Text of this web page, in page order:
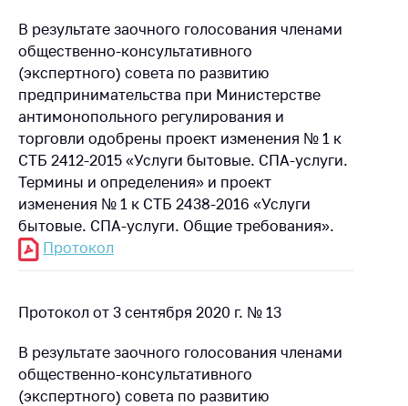
Антимонопольное
регулирование и
конкуренция
Торговля и услуги
Регулирование и
контроль закупок
Защита прав
потребителей
Регулирование
рекламной
сотрудничество
Применение мер
нетарифного
регулирования
В результате заочного голосования членами
общественно-консультативного
(экспертного) совета по развитию
предпринимательства при Министерстве
антимонопольного регулирования и
торговли одобрены проект изменения № 1 к
СТБ 2412-2015 «Услуги бытовые. СПА-услуги.
Термины и определения» и проект
изменения № 1 к СТБ 2438-2016 «Услуги
бытовые. СПА-услуги. Общие требования».
Протокол
Протокол от 3 сентября 2020 г. № 13
В результате заочного голосования членами
общественно-консультативного
(экспертного) совета по развитию